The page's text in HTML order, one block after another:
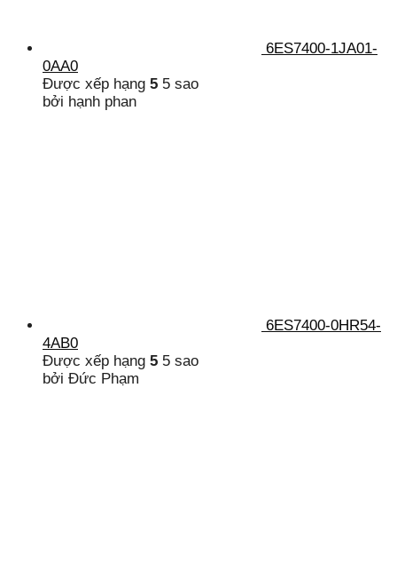
6ES7400-1JA01-
0AA0
Được xếp hạng 5 5 sao
bởi hạnh phan
6ES7400-0HR54-
4AB0
Được xếp hạng 5 5 sao
bởi Đức Phạm